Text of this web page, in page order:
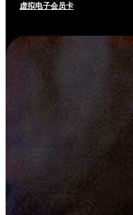
虚拟电子会员卡